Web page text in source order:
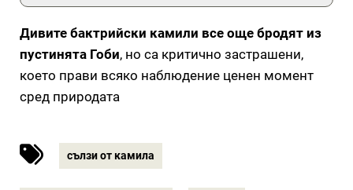
Дивите бактрийски камили все още бродят из
пустинята Гоби, но са критично застрашени,
което прави всяко наблюдение ценен момент
сред природата
сълзи от камила